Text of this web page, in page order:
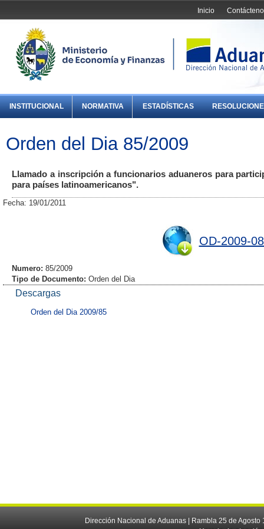
Inicio
INSTITUCIONAL NORMATIVA ESTADÍSTICAS
Orden del Dia 85/2009
Llamado a inscripción a funcionarios aduaneros para
para países latinoamericanos".
Fecha: 19/01/2011
OD-2009-
Numero: 85/2009
Tipo de Documento: Orden del Dia
Descargas
Orden del Dia 2009/85
Dirección Nacional de Aduanas | Rambla 25 de